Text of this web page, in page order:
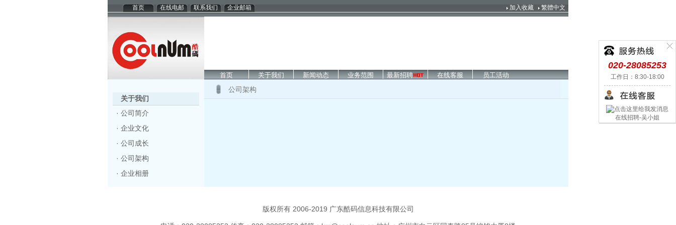
020-28085253
工作日：8:30-18:00
在线招聘-吴小姐
首页 在线电邮 联系我们 企业邮箱 加入收藏 繁體中文
首页 关于我们 新闻动态 业务范围 最新招聘 在线客服 员工活动
关于我们
· 公司简介
· 企业文化
· 公司成长
· 公司架构
· 企业相册
公司架构
版权所有 2006-2019 广东酷码信息科技有限公司